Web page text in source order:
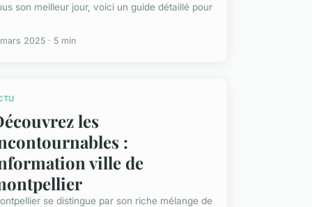
son meilleur jour, voici un guide détaillé pour
2025 · 5 min
les
:
ville de
se distingue par son riche mélange de